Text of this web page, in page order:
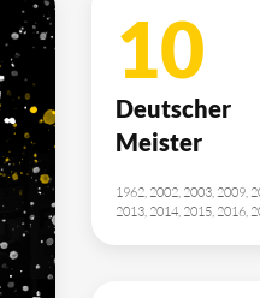
10
Deutscher
Meister
1962, 2002, 2003, 2009,
2013, 2014, 2015, 2016,